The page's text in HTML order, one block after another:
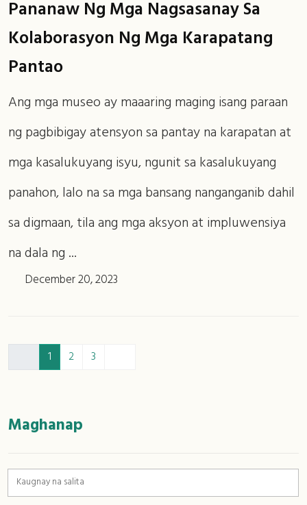
Pananaw Ng Mga Nagsasanay Sa
Kolaborasyon Ng Mga Karapatang
Pantao
Ang mga museo ay maaaring maging isang paraan
ng pagbibigay atensyon sa pantay na karapatan at
mga kasalukuyang isyu, ngunit sa kasalukuyang
panahon, lalo na sa mga bansang nanganganib dahil
sa digmaan, tila ang mga aksyon at impluwensiya
na dala ng ...
December 20, 2023
1 2 3
Maghanap